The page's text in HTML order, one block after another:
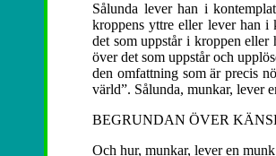
Sålunda lever han i
kroppens yttre eller lever han
det som uppstår i kroppen
över det som uppstår och
den omfattning som är precis
värld”. Sålunda, munkar, lever
BEGRUNDAN ÖVER
Och hur, munkar, lever en